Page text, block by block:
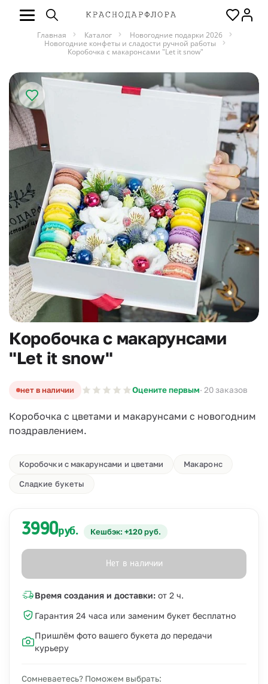
Главная Каталог
Новогодние подарки 2026
Новогодние конфеты и сладости ручной работы
Коробочка с макаронсами "Let it snow"
Коробочка с макарунсами
"Let it snow"
нет в наличии Оцените первым· 20 заказов
Коробочка с цветами и макарунсами с новогодним
поздравлением.
Коробочки с макарунсами и цветами Макаронс
Сладкие букеты
3990руб. Кешбэк: +120 руб.
Нет в наличии
Время создания и доставки: от 2 ч.
Гарантия 24 часа или заменим букет бесплатно
Пришлём фото вашего букета до передачи
курьеру
Сомневаетесь? Поможем выбрать: